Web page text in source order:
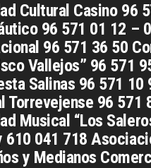
Cultural Casino 96
96 571 01 12 –
96 571 36 50
Vallejos” 96 571
Salinas 96 571 10
Torrevejense 96 571
Musical “Los
610 041 718
y Medianos